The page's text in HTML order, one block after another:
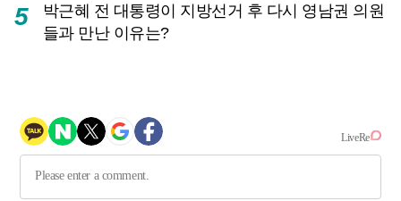
5
박근혜 전 대통령이 지방선거 후 다시 영남권 의원
들과 만난 이유는?